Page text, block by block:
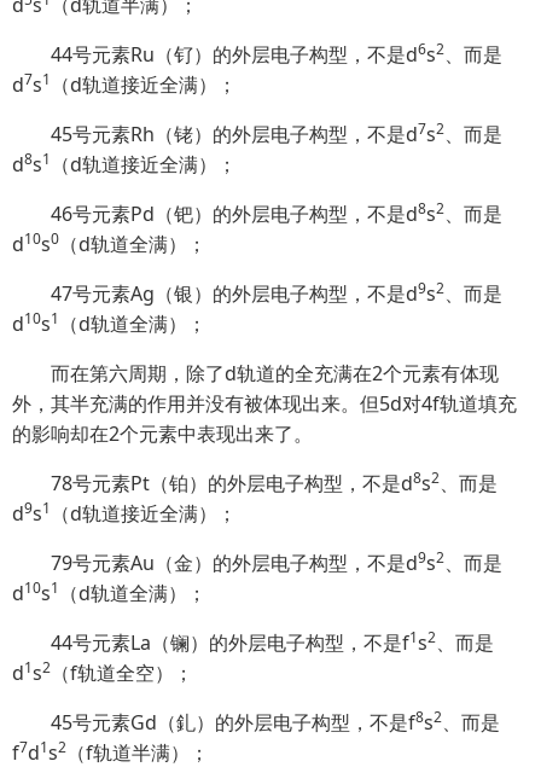
44号元素Ru（钌）的外层电子构型，不是d6s2、而是
d7s1
（d轨道接近全满）；
45号元素Rh（铑）的外层电子构型，不是d7s2、而是
d8s1
（d轨道接近全满）；
46号元素Pd（钯）的外层电子构型，不是d8s2、而是
d10s0 （d轨道全满）；
47号元素Ag（银）的外层电子构型，不是d9s2、而是
d10s1
（d轨道全满）；
而在第六周期，除了d轨道的全充满在2个元素有体现
外，其半充满的作用并没有被体现出来。但5d对4f轨道填充
的影响却在2个元素中表现出来了。
78号元素Pt（铂）的外层电子构型，不是d8s2、而是
d9s1
（d轨道接近全满）；
79号元素Au（金）的外层电子构型，不是d9s2、而是
d10s1
（d轨道全满）；
44号元素La（镧）的外层电子构型，不是f1s2、而是
d1s2 （f轨道全空）；
45号元素Gd（釓）的外层电子构型，不是f8s2、而是
f7d1s2 （f轨道半满）；